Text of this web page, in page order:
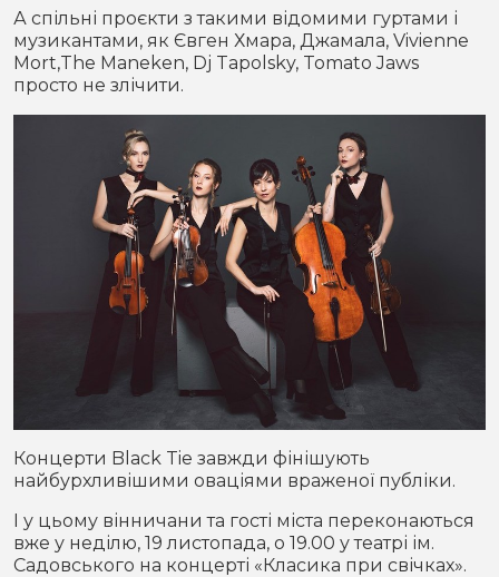
А спільні проєкти з такими відомими гуртами і
музикантами, як Євген Хмара, Джамала, Vivienne
Mort,The Maneken, Dj Tapolsky, Tomato Jaws
просто не злічити.
Концерти Black Tie завжди фінішують
найбурхливішими оваціями враженої публіки.
І у цьому вінничани та гості міста переконаються
вже у неділю, 19 листопада, о 19.00 у театрі ім.
Садовського на концерті «Класика при свічках».